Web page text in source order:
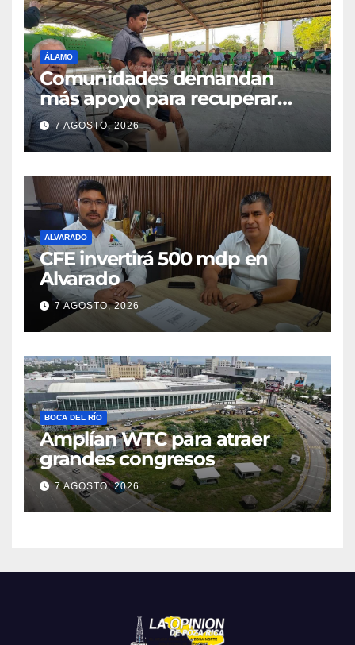
ÁLAMO
Comunidades demandan
más apoyo para recuperar
parcelas
7 AGOSTO, 2026
ALVARADO
CFE invertirá 500 mdp en
Alvarado
7 AGOSTO, 2026
BOCA DEL RÍO
Amplían WTC para atraer
grandes congresos
7 AGOSTO, 2026